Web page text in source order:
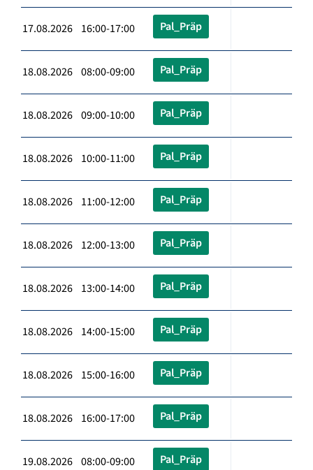
17.08.2026 16:00-17:00 Pal_Präp
18.08.2026 08:00-09:00 Pal_Präp
18.08.2026 09:00-10:00 Pal_Präp
18.08.2026 10:00-11:00 Pal_Präp
18.08.2026 11:00-12:00 Pal_Präp
18.08.2026 12:00-13:00 Pal_Präp
18.08.2026 13:00-14:00 Pal_Präp
18.08.2026 14:00-15:00 Pal_Präp
18.08.2026 15:00-16:00 Pal_Präp
18.08.2026 16:00-17:00 Pal_Präp
19.08.2026 08:00-09:00 Pal_Präp